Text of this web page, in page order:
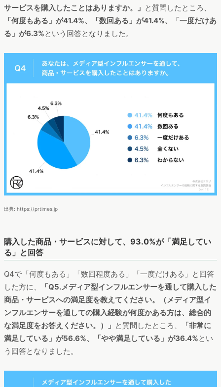
サービスを購入したことはありますか。」 と質問したところ、
「何度もある」が41.4%、「数回ある」が41.4%、「一度だけあ
る」が6.3%という回答となりました。
出典: https://prtimes.jp
購入した商品・サービスに対して、93.0%が「満足してい
る」と回答
Q4で「何度もある」「数回程度ある」「一度だけある」と回答
した方に、
「Q5.メディア型インフルエンサーを通して購入した
商品・サービスへの満足度を教えてください。（メディア型イ
ンフルエンサーを通しての購入経験が何度かある方は、総合的
な満足度をお答えください。）」 と質問したところ、
「非常に
満足している」が56.6%、「やや満足している」が36.4%とい
う回答となりました。